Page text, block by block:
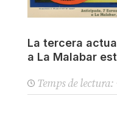
La tercera
a La Malabar
Temps de lectura: